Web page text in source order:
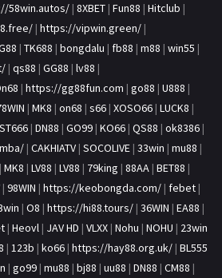
58win.autos/ | 8XBET | Fun88 | Hitclub |
| https://vipwin.green/ |
| TK688 | bongdalu | fb88 | m88 | win55 |
| qs88 | GG88 | lv88 |
| https://gg88fun.com | go88 | U888 |
| MK8 | on68 | s66 | XOSO66 | LUCK8 |
ST666 | DN88 | GO99 | KO66 | QS88 | ok8386 |
| CAKHIATV | SOCOLIVE | 33win | mu88 |
| MK8 | LV88 | LV88 | 79king | 88AA | BET88 |
| 98WIN | https://keobongda.com/ | febet |
| O8 | https://hi88.tours/ | 36WIN | EA88 |
| Heovl | JAV HD | VLXX | Nohu | NOHU | 23win
| 123b | ko66 | https://hay88.org.uk/ | BL555
| go99 | mu88 | bj88 | uu88 | DN88 | CM88 |